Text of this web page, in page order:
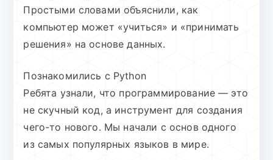
Простыми словами объяснили, как
компьютер может «учиться» и «принимать
решения» на основе данных.
Познакомились с Python
Ребята узнали, что программирование — это
не скучный код, а инструмент для создания
чего-то нового. Мы начали с основ одного
из самых популярных языков в мире.